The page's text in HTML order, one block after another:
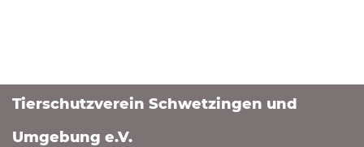
Tierschutzverein Schwetzingen und
Umgebung e.V.